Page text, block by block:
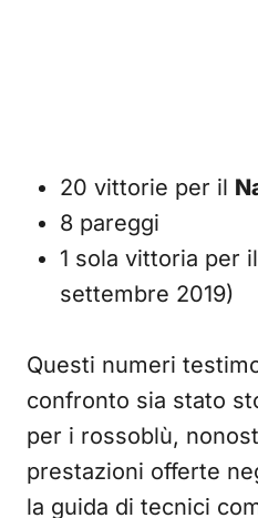
20 vittorie per il
8 pareggi
1 sola vittoria per il
settembre 2019)
Questi numeri
confronto sia stato
per i rossoblù,
prestazioni offerte
la guida di tecnici